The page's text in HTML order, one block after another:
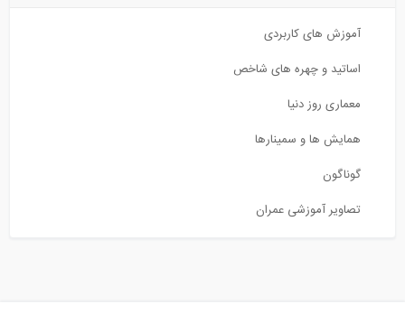
کاربردی
و چهره های شاخص
و سمینارها
آموزشی عمران